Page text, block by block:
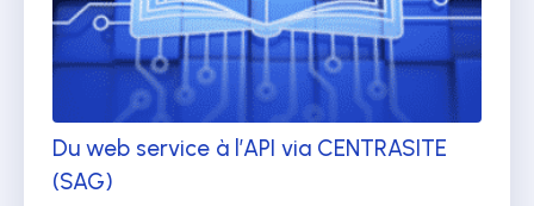
Du web service à l’API via CENTRASITE
(SAG)